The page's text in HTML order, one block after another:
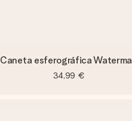
Caneta esferográfica
34,99 €